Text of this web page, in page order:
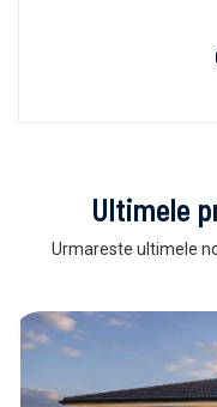
Ultimele
Urmareste ultimele